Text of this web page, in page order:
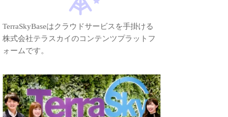
TerraSkyBaseはクラウドサービスを手掛ける
株式会社テラスカイのコンテンツプラットフ
ォームです。